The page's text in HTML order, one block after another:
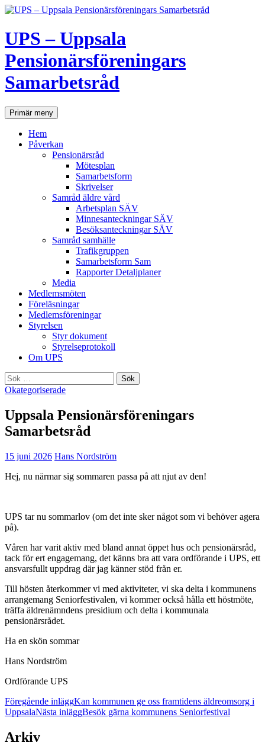
UPS – Uppsala
Pensionärsföreningars
Samarbetsråd
SökPrimär meny Hoppa
till
Hem
Påverkan
Pensionärsråd
Mötesplan
Samarbetsform
Skrivelser
Samråd äldre vård
Arbetsplan SÄV
Minnesanteckningar SÄV
Besöksanteckningar SÄV
Samråd samhälle
Trafikgruppen
Samarbetsform Sam
Rapporter Detaljplaner
Media
Medlemsmöten
Föreläsningar
Medlemsföreningar
Styrelsen
Styr dokument
Styrelseprotokoll
Om UPS
Sök
efter:
Okategoriserade
Uppsala Pensionärsföreningars
Samarbetsråd
15 juni 2026 Hans Nordström
Hej, nu närmar sig sommaren passa på att njut av den!
UPS tar nu sommarlov (om det inte sker något som vi behöver agera
på).
Våren har varit aktiv med bland annat öppet hus och pensionärsråd,
tack för ert engagemang, det känns bra att vara ordförande i UPS, ett
ansvarsfullt uppdrag där jag känner stöd från er.
Till hösten återkommer vi med aktiviteter, vi ska delta i kommunens
arrangemang Seniorfestivalen, vi kommer också hålla ett höstmöte,
träffa äldrenämndens presidium och delta i kommunala
pensionärsrådet.
Ha en skön sommar
Hans Nordström
Ordförande UPS
Inläggsnavigering
Föregående inläggKan kommunen ge oss framtidens äldreomsorg i
UppsalaNästa inläggBesök gärna kommunens Seniorfestival
Arkiv